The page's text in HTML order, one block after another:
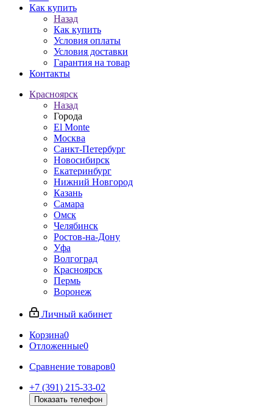
Как купить
Назад
Как купить
Условия оплаты
Условия доставки
Гарантия на товар
Контакты
Красноярск
Назад
Города
El Monte
Москва
Санкт-Петербург
Новосибирск
Екатеринбург
Нижний Новгород
Казань
Самара
Омск
Челябинск
Ростов-на-Дону
Уфа
Волгоград
Красноярск
Пермь
Воронеж
Личный кабинет
Корзина0
Отложенные0
Сравнение товаров0
+7 (391) 215-33-02
Показать телефон